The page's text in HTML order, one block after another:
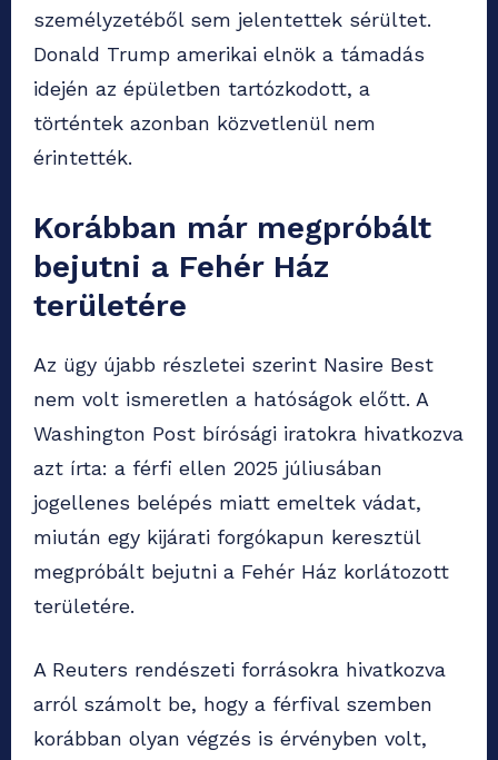
személyzetéből sem jelentettek sérültet.
Donald Trump amerikai elnök a támadás
idején az épületben tartózkodott, a
történtek azonban közvetlenül nem
érintették.
Korábban már megpróbált
bejutni a Fehér Ház
területére
Az ügy újabb részletei szerint Nasire Best
nem volt ismeretlen a hatóságok előtt. A
Washington Post bírósági iratokra hivatkozva
azt írta: a férfi ellen 2025 júliusában
jogellenes belépés miatt emeltek vádat,
miután egy kijárati forgókapun keresztül
megpróbált bejutni a Fehér Ház korlátozott
területére.
A Reuters rendészeti forrásokra hivatkozva
arról számolt be, hogy a férfival szemben
korábban olyan végzés is érvényben volt,